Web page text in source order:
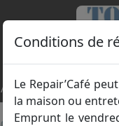
Accueil
Conditions de
Le Repair’Café
la maison ou
Emprunt le